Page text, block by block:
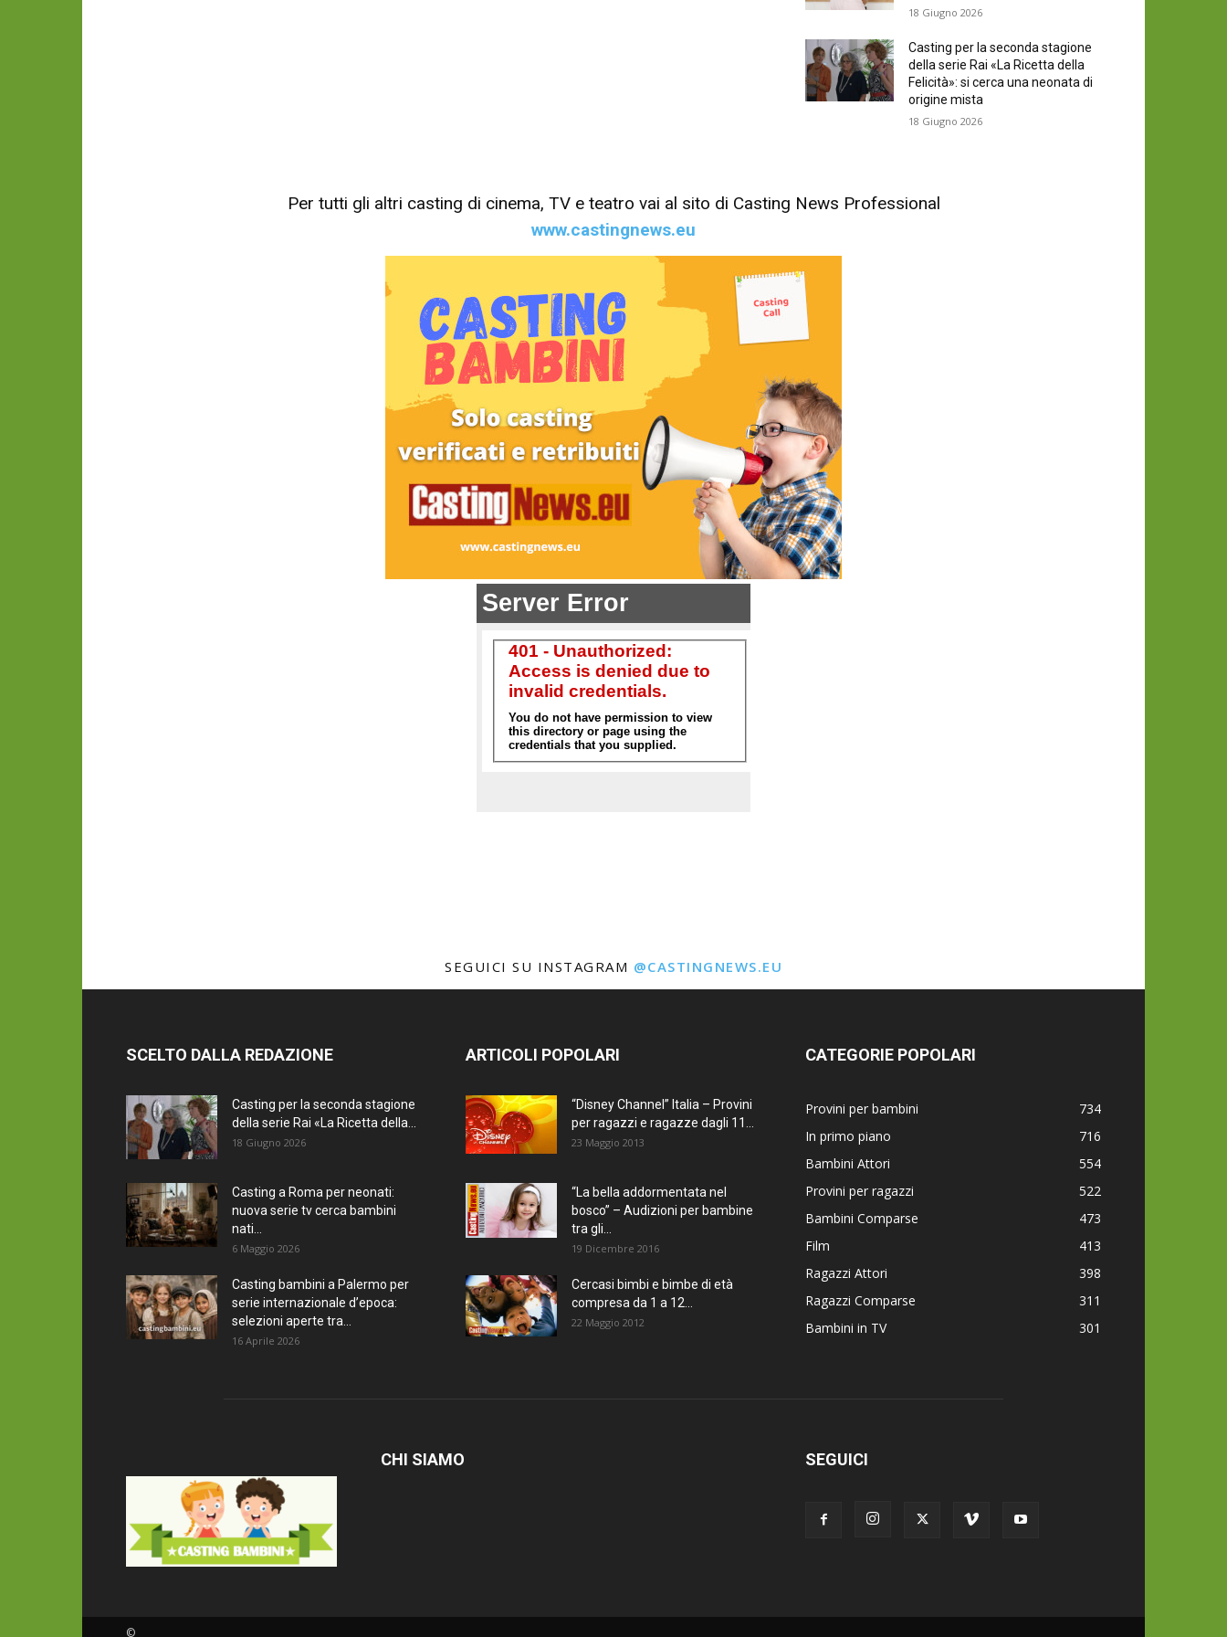
18 Giugno 2026
Casting per la seconda stagione
della serie Rai «La Ricetta della
Felicità»: si cerca una neonata di
origine mista
18 Giugno 2026
Per tutti gli altri casting di cinema, TV e teatro vai al sito di Casting News Professional
www.castingnews.eu
SEGUICI SU INSTAGRAM @CASTINGNEWS.EU
SCELTO DALLA REDAZIONE
Casting per la seconda stagione
della serie Rai «La Ricetta della...
18 Giugno 2026
Casting a Roma per neonati:
nuova serie tv cerca bambini
nati...
6 Maggio 2026
Casting bambini a Palermo per
serie internazionale d’epoca:
selezioni aperte tra...
16 Aprile 2026
ARTICOLI POPOLARI
“Disney Channel” Italia – Provini
per ragazzi e ragazze dagli 11...
23 Maggio 2013
“La bella addormentata nel
bosco” – Audizioni per bambine
tra gli...
19 Dicembre 2016
Cercasi bimbi e bimbe di età
compresa da 1 a 12...
22 Maggio 2012
CATEGORIE POPOLARI
Provini per bambini
734
In primo piano
716
Bambini Attori
554
Provini per ragazzi
522
Bambini Comparse
473
Film
413
Ragazzi Attori
398
Ragazzi Comparse
311
Bambini in TV
301
CHI SIAMO SEGUICI
©